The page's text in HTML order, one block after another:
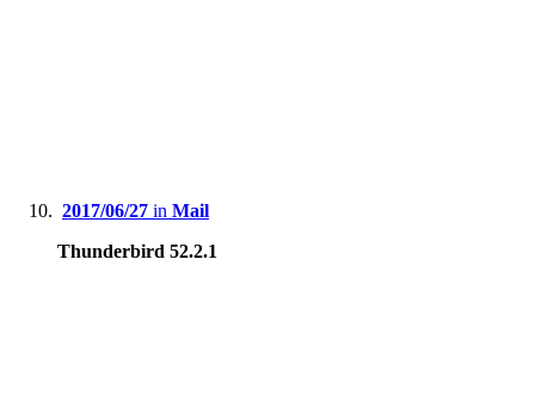
2017/06/27 in Mail
Thunderbird 52.2.1